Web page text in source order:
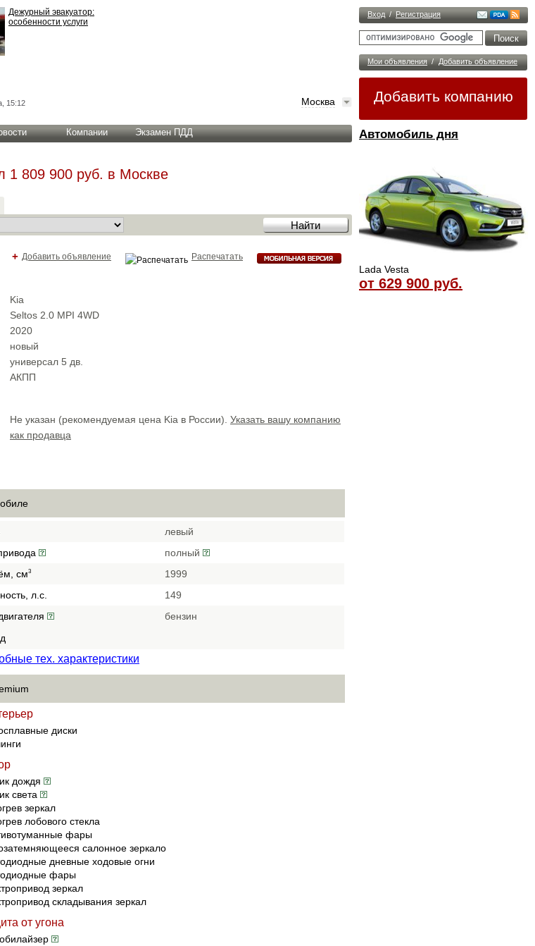
Вход / Регистрация
Мои объявления / Добавить объявление
Добавить компанию
Автомобиль дня
Lada Vesta
от 629 900 руб.
Дежурный эвакуатор:
особенности услуги
15:12 Москва
Компании Экзамен ПДД
1 809 900 руб. в Москве
Распечатать
+ Добавить объявление
Kia
Seltos 2.0 MPI 4WD
2020
новый
универсал 5 дв.
АКПП
Не указан (рекомендуемая цена Kia в России). Указать вашу компанию
как продавца
левый
полный
см3
1999
л.с.
149
бензин
тех. характеристики
диски
дождя
света
зеркал
лобового стекла
фары
салонное зеркало
дневные ходовые огни
фары
зеркал
складывания зеркал
от угона